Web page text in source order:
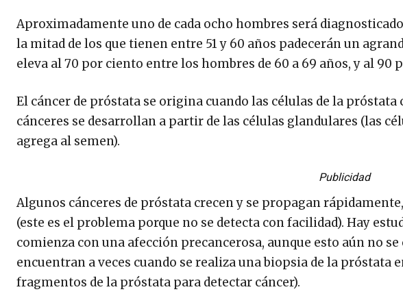
Aproximadamente uno de cada ocho hombres será
la mitad de los que tienen entre 51 y 60 años padecerán un
eleva al 70 por ciento entre los hombres de 60 a 69 años, y al 90
El cáncer de próstata se origina cuando las células de la
cánceres se desarrollan a partir de las células glandulares (las
agrega al semen).
Publicidad
Algunos cánceres de próstata crecen y se propagan
(este es el problema porque no se detecta con facilidad). Hay
comienza con una afección precancerosa, aunque esto aún no
encuentran a veces cuando se realiza una biopsia de la próstata
fragmentos de la próstata para detectar cáncer).